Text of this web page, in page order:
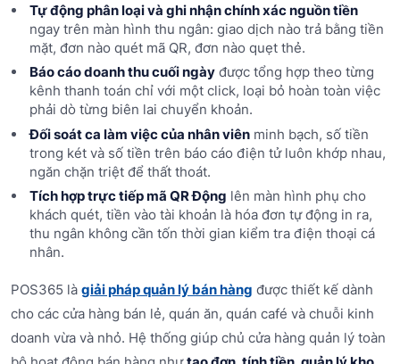
Tự động phân loại và ghi nhận chính xác nguồn tiền
ngay trên màn hình thu ngân: giao dịch nào trả bằng tiền
mặt, đơn nào quét mã QR, đơn nào quẹt thẻ.
Báo cáo doanh thu cuối ngàyđược tổng hợp theo từng
kênh thanh toán chỉ với một click, loại bỏ hoàn toàn việc
phải dò từng biên lai chuyển khoản.
Đối soát ca làm việc của nhân viênminh bạch, số tiền
trong két và số tiền trên báo cáo điện tử luôn khớp nhau,
ngăn chặn triệt để thất thoát.
Tích hợp trực tiếp mã QR Động lên màn hình phụ cho
khách quét, tiền vào tài khoản là hóa đơn tự động in ra,
thu ngân không cần tốn thời gian kiểm tra điện thoại cá
nhân.
POS365 là giải pháp quản lý bán hàng được thiết kế dành
cho các cửa hàng bán lẻ, quán ăn, quán café và chuỗi kinh
doanh vừa và nhỏ. Hệ thống giúp chủ cửa hàng quản lý toàn